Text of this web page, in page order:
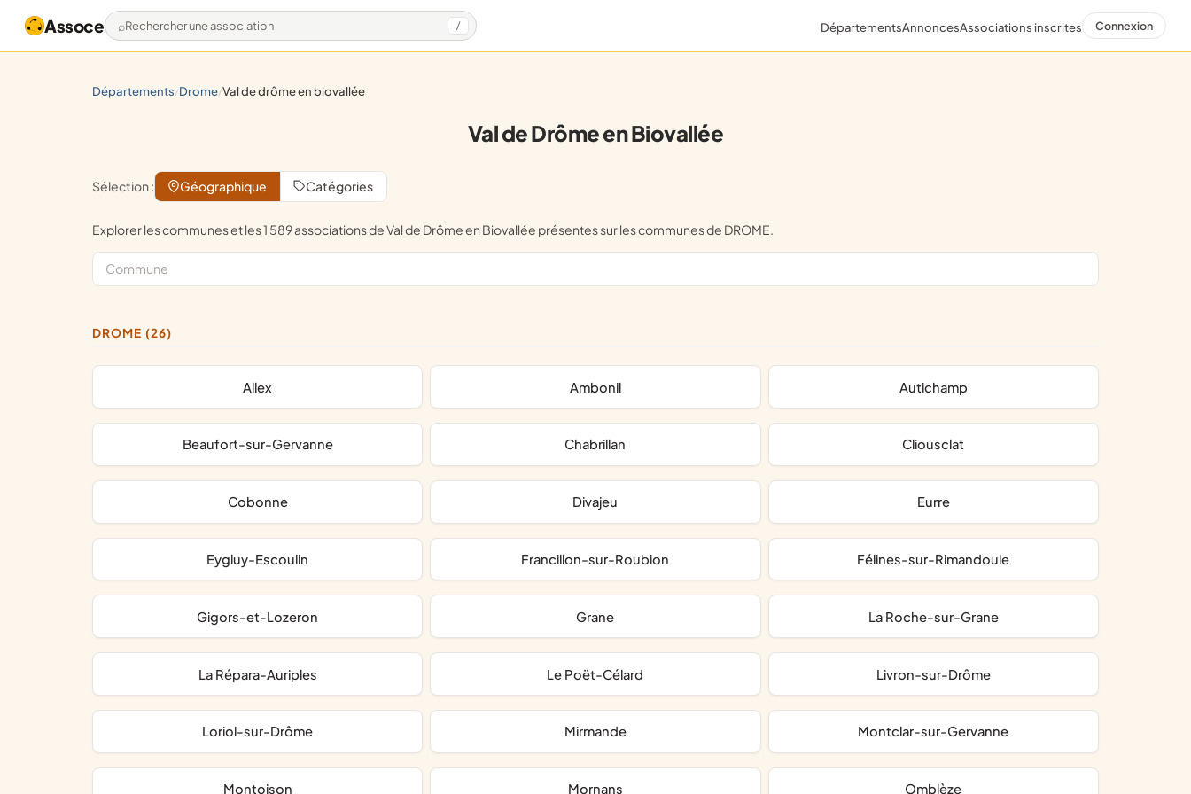
Assoce Rechercher une association / DépartementsAnnoncesAssociations inscrites Connexion
départements/ drome/ val de drôme en biovallée
Val de Drôme en Biovallée
Sélection : Géographique Catégories
Explorer les communes et les 1 589 associations de Val de Drôme en Biovallée présentes sur les communes de DROME.
DROME (26)
Allex Ambonil Autichamp
Beaufort-sur-Gervanne Chabrillan Cliousclat
Cobonne Divajeu Eurre
Eygluy-Escoulin Francillon-sur-Roubion Félines-sur-Rimandoule
Gigors-et-Lozeron Grane La Roche-sur-Grane
La Répara-Auriples Le Poët-Célard Livron-sur-Drôme
Loriol-sur-Drôme Mirmande Montclar-sur-Gervanne
Montoison Mornans Omblèze